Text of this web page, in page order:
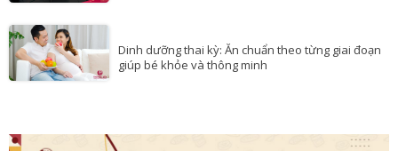
Dinh dưỡng thai kỳ: Ăn chuẩn theo từng giai đoạn
giúp bé khỏe và thông minh